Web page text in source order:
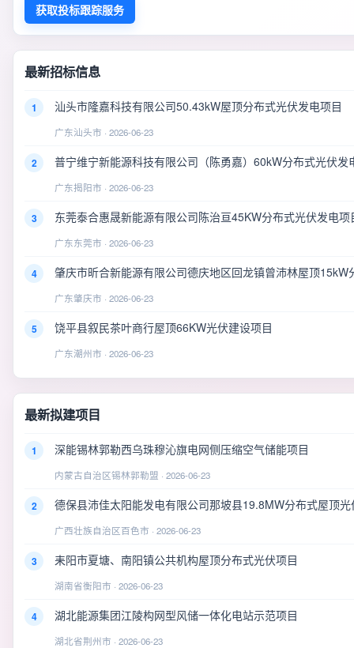
获取投标跟踪服务
最新招标信息
1 汕头市隆嘉科技有限公司50.43kW屋顶分布式光伏发电项目
广东汕头市 · 2026-06-23
2 普宁维宁新能源科技有限公司（陈勇嘉）60kW分布式光伏发
广东揭阳市 · 2026-06-23
3 东莞泰合惠晟新能源有限公司陈治亘45KW分布式光伏发电项
广东东莞市 · 2026-06-23
4 肇庆市昕合新能源有限公司德庆地区回龙镇曾沛林屋顶15kW
广东肇庆市 · 2026-06-23
5 饶平县叙民茶叶商行屋顶66KW光伏建设项目
广东潮州市 · 2026-06-23
最新拟建项目
1 深能锡林郭勒西乌珠穆沁旗电网侧压缩空气储能项目
内蒙古自治区锡林郭勒盟 · 2026-06-23
2 德保县沛佳太阳能发电有限公司那坡县19.8MW分布式屋顶
广西壮族自治区百色市 · 2026-06-23
3 耒阳市夏塘、南阳镇公共机构屋顶分布式光伏项目
湖南省衡阳市 · 2026-06-23
4 湖北能源集团江陵构网型风储一体化电站示范项目
湖北省荆州市 · 2026-06-23